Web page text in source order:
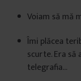
Voiam să mă
Îmi plăcea
scurte. Era să
telegrafia…